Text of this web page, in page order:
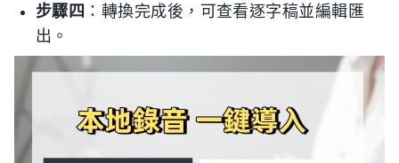
步驟四 ：轉換完成後，可查看逐字稿並編輯匯
出。